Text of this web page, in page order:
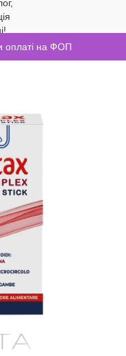
оплаті на ФОП